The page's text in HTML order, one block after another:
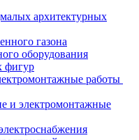
архитектурных
газона
оборудования
фигур
работы
и электромонтажные